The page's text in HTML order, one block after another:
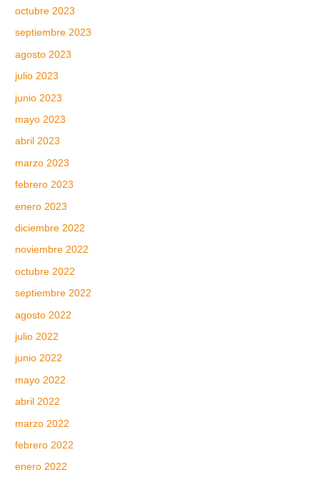
octubre 2023
septiembre 2023
agosto 2023
julio 2023
junio 2023
mayo 2023
abril 2023
marzo 2023
febrero 2023
enero 2023
diciembre 2022
noviembre 2022
octubre 2022
septiembre 2022
agosto 2022
julio 2022
junio 2022
mayo 2022
abril 2022
marzo 2022
febrero 2022
enero 2022